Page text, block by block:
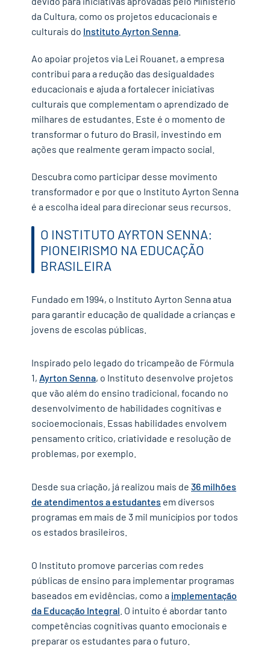
da Cultura, como os projetos educacionais e
culturais do Instituto Ayrton Senna
Ao apoiar projetos via Lei Rouanet, a empresa
contribui para a redução das desigualdades
educacionais e ajuda a fortalecer iniciativas
culturais que complementam o aprendizado de
milhares de estudantes. Este é o momento de
transformar o futuro do Brasil, investindo em
ações que realmente geram impacto social.
Descubra como participar desse movimento
transformador e por que o Instituto Ayrton Senna
é a escolha ideal para direcionar seus recursos.
O INSTITUTO AYRTON SENNA:
PIONEIRISMO NA EDUCAÇÃO
BRASILEIRA
Fundado em 1994, o Instituto Ayrton Senna atua
para garantir educação de qualidade a crianças e
jovens de escolas públicas.
Inspirado pelo legado do tricampeão de Fórmula
1, Ayrton Senna, o Instituto desenvolve projetos
que vão além do ensino tradicional, focando no
desenvolvimento de habilidades cognitivas e
socioemocionais. Essas habilidades envolvem
pensamento crítico, criatividade e resolução de
problemas, por exemplo.
Desde sua criação, já realizou mais de 36 milhões
de atendimentos a estudantes em diversos
programas em mais de 3 mil municípios por todos
os estados brasileiros.​
O Instituto promove parcerias com redes
públicas de ensino para implementar programas
baseados em evidências, como a implementação
da Educação Integral . O intuito é abordar tanto
competências cognitivas quanto emocionais e
preparar os estudantes para o futuro.